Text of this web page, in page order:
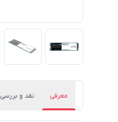
معرفی نقد و بررسی